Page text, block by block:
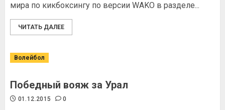
мира по кикбоксингу по версии WAKO в разделе...
ЧИТАТЬ ДАЛЕЕ
Волейбол
Победный вояж за Урал
01.12.2015 0